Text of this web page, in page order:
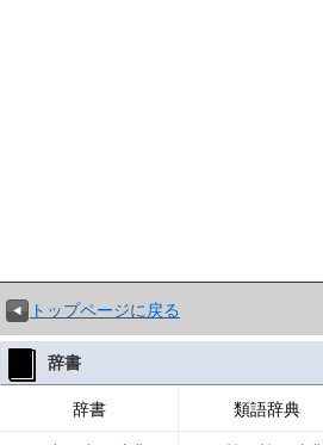
トップページに戻る
辞書
辞書 類語辞典